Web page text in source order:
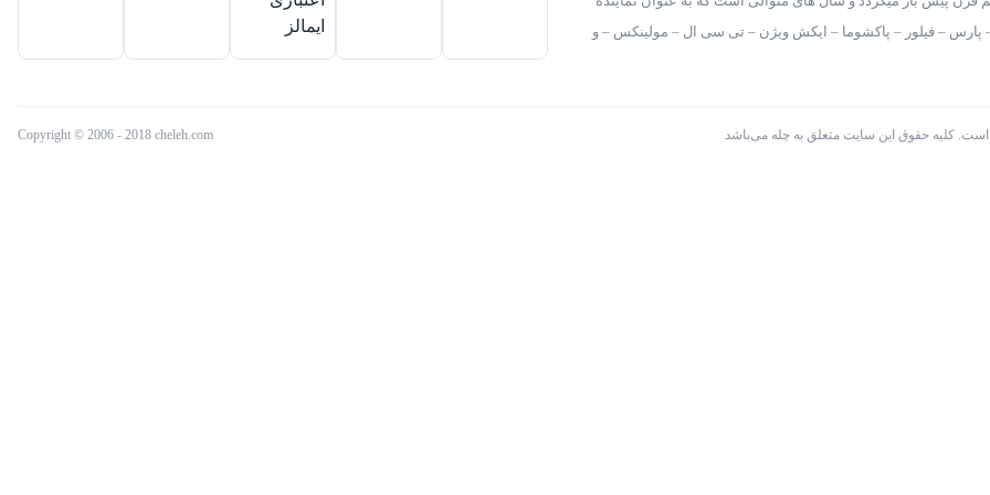
– پارس – فیلور – پاکشوما – ایکش ویژن – تی سی ال – مولینکس – و
است. کلیه حقوق این سایت متعلق به چله می‌باشد Copyright © 2006 - 2018 cheleh.com